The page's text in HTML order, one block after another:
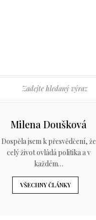
Milena Doušková
Dospěla jsem k přesvědčení, že
celý život ovládá politika a v
každém…
VŠECHNY ČLÁNKY